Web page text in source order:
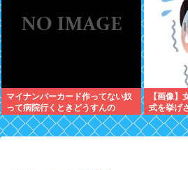
マイナンバーカード作ってない奴
って病院行くときどうすんの
【画像
式を挙げ
彼氏。過
止まらな